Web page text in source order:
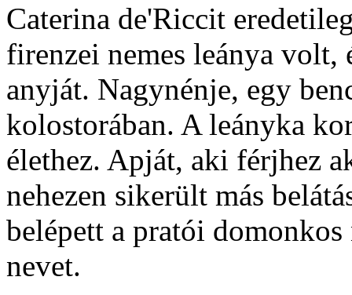
Caterina de'Riccit
firenzei nemes leánya volt,
anyját. Nagynénje, egy
kolostorában. A leányka
élethez. Apját, aki férjhez
nehezen sikerült más
belépett a pratói
nevet.